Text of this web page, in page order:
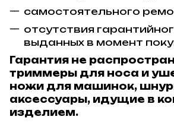
самостоятельного
отсутствия
выданных в момент
Гарантия не
триммеры для носа и
ножи для машинок,
аксессуары, идущие в
изделием.